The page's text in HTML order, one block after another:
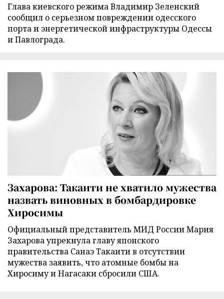
Глава киевского режима Владимир Зеленский
сообщил о серьезном повреждении одесского
порта и энергетической инфраструктуры Одессы
и Павлограда.
Захарова: Такаити не хватило мужества
назвать виновных в бомбардировке
Хиросимы
Официальный представитель МИД России Мария
Захарова упрекнула главу японского
правительства Санаэ Такаити в отсутствии
мужества заявить, что атомные бомбы на
Хиросиму и Нагасаки сбросили США.